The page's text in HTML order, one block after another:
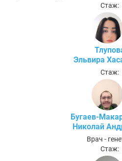
Стаж:
Эльвира
Стаж:
Бугаев-
Николай
Врач -
Стаж: